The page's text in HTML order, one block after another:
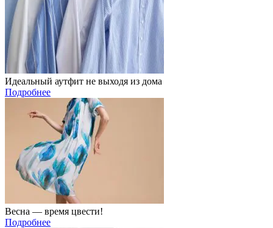
Идеальный аутфит не выходя из дома
Подробнее
Весна — время цвести!
Подробнее